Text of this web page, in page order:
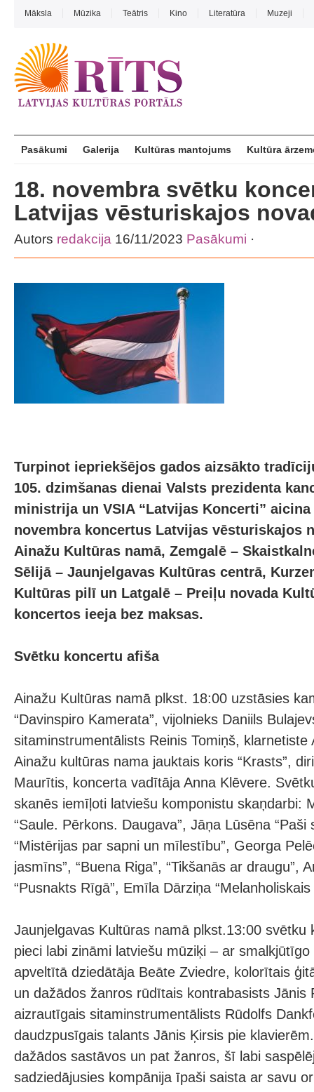
Māksla Mūzika Teātris Kino Literatūra Muzeji
Pasākumi Galerija Kultūras mantojums Kultūra
18. novembra svētku
Latvijas vēsturiskajos
Autors redakcija 16/11/2023 Pasākumi ·
Turpinot iepriekšējos gados aizsākto
105. dzimšanas dienai Valsts prezidenta
ministrija un VSIA “Latvijas Koncerti” aicina
novembra koncertus Latvijas vēsturiskajos
Ainažu Kultūras namā, Zemgalē –
Sēlijā – Jaunjelgavas Kultūras centrā,
Kultūras pilī un Latgalē – Preiļu novada
koncertos ieeja bez maksas.
Svētku koncertu afiša
Ainažu Kultūras namā plkst. 18:00 uzstāsies
“Davinspiro Kamerata”, vijolnieks Daniils
sitaminstrumentālists Reinis Tomiņš, klarnetiste
Ainažu kultūras nama jauktais koris “Krasts”,
Maurītis, koncerta vadītāja Anna Klēvere.
skanēs iemīļoti latviešu komponistu skaņdarbi:
“Saule. Pērkons. Daugava”, Jāņa Lūsēna “Paši
“Mistērijas par sapni un mīlestību”, Georga
jasmīns”, “Buena Riga”, “Tikšanās ar draugu”,
“Pusnakts Rīgā”, Emīla Dārziņa “Melanholiskais
Jaunjelgavas Kultūras namā plkst.13:00 svētku
pieci labi zināmi latviešu mūziķi – ar
apveltītā dziedātāja Beāte Zviedre, kolorītais
un dažādos žanros rūdītais kontrabasists Jānis
aizrautīgais sitaminstrumentālists Rūdolfs
daudzpusīgais talants Jānis Ķirsis pie
dažādos sastāvos un pat žanros, šī labi
sadziedājusies kompānija īpaši saista ar savu